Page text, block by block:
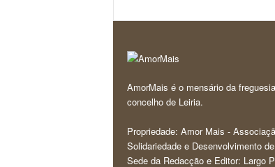
AmorMais é o mensário da
concelho de Leiria.
Propriedade: Amor Mais -
Solidariedade e Desenvolvimento
Sede da Redacção e Editor: Largo